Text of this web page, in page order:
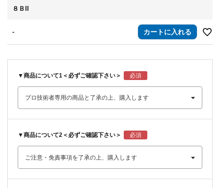
８ＢII
- カートに入れる
▼商品について1＜必ずご確認下さい＞
▼商品について2＜必ずご確認下さい＞